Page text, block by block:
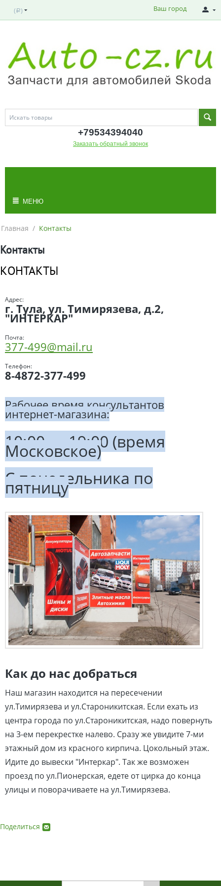
( Р ) Ваш город
+79534394040
Заказать обратный звонок
МЕНЮ
Главная / Контакты
Контакты
КОНТАКТЫ
Адрес:
г. Тула, ул. Тимирязева, д.2,
"ИНТЕРКАР"
Почта:
377-499@mail.ru
Телефон:
8-4872-377-499
Рабочее время консультантов
интернет-магазина:
10:00 — 19:00 (время
Московское)
C понедельника по
пятницу
Как до нас добраться
Наш магазин находится на пересечении
ул.Тимирязева и ул.Староникитская. Если ехать из
центра города по ул.Староникитская, надо повернуть
на 3-ем перекрестке налево. Сразу же увидите 7-ми
этажный дом из красного кирпича. Цокольный этаж.
Идите до вывески "Интеркар". Так же возможен
проезд по ул.Пионерская, едете от цирка до конца
улицы и поворачиваете на ул.Тимирязева.
Поделиться